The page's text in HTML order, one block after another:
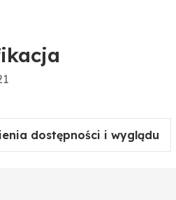
dostępności i wyglądu